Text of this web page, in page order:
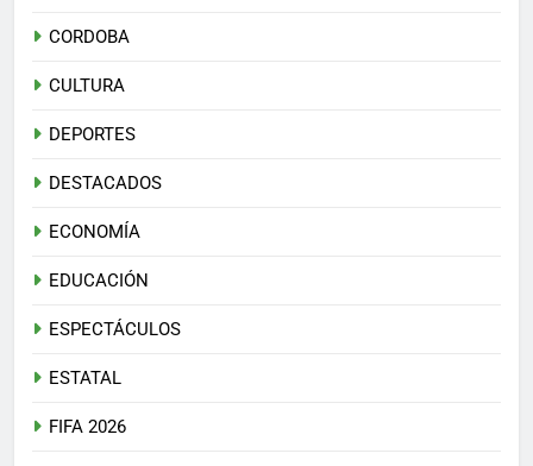
CORDOBA
CULTURA
DEPORTES
DESTACADOS
ECONOMÍA
EDUCACIÓN
ESPECTÁCULOS
ESTATAL
FIFA 2026